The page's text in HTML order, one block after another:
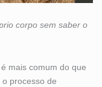
corpo sem saber o
é mais comum do que
processo de